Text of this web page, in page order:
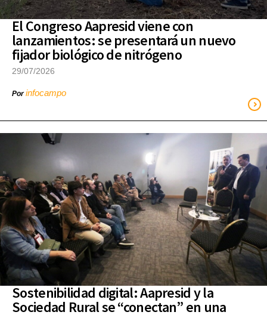
El Congreso Aapresid viene con
lanzamientos: se presentará un nuevo
fijador biológico de nitrógeno
29/07/2026
Porinfocampo
Sostenibilidad digital: Aapresid y la
Sociedad Rural se “conectan” en una